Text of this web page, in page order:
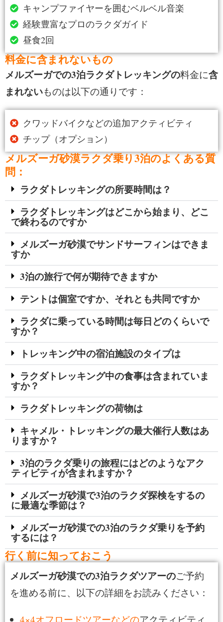
キャンプファイヤーを囲むベルベル音楽
経験豊富なプロのラクダガイド
昼食2回
料金に含まれないもの
メルズーガでの3泊ラクダトレッキングの料金に含
まれないものは以下の通りです：
クワッドバイクなどの追加アクティビティ
チップ（オプション）
メルズーガ砂漠ラクダ乗り3泊のよくある質
問：
ラクダトレッキングの所要時間は？
ラクダトレッキングはどこから始まり、どこ
で終わるのですか
メルズーガ砂漠でサンドサーフィンはできま
すか
3泊の旅行で何が期待できますか
テントは個室ですか、それとも共同ですか
ラクダに乗っている時間は毎日どのくらいで
すか？
トレッキング中の宿泊施設のタイプは
ラクダトレッキング中の食事は含まれていま
すか？
ラクダトレッキングの荷物は
キャメル・トレッキングの最大催行人数はあ
りますか？
3泊のラクダ乗りの旅程にはどのようなアク
ティビティが含まれますか？
メルズーガ砂漠で3泊のラクダ探検をするの
に最適な季節は？
メルズーガ砂漠での3泊のラクダ乗りを予約
するには？
行く前に知っておこう
メルズーガ砂漠での3泊ラクダツアーのご予約
を進める前に、以下の詳細をお読みください：
4×4オフロードツアーなどのアクティビティ